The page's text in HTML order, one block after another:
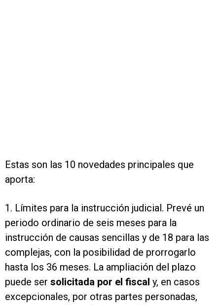
Estas son las 10 novedades principales que
aporta:
1. Límites para la instrucción judicial. Prevé un
periodo ordinario de seis meses para la
instrucción de causas sencillas y de 18 para las
complejas, con la posibilidad de prorrogarlo
hasta los 36 meses. La ampliación del plazo
puede ser solicitada por el fiscal y, en casos
excepcionales, por otras partes personadas,